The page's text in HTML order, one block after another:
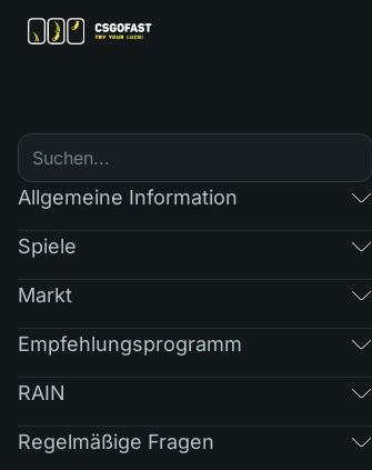
Allgemeine Information
Spiele
Markt
Empfehlungsprogramm
RAIN
Regelmäßige Fragen